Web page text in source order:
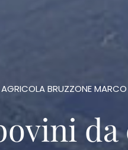
BRUZZONE MARCO
da